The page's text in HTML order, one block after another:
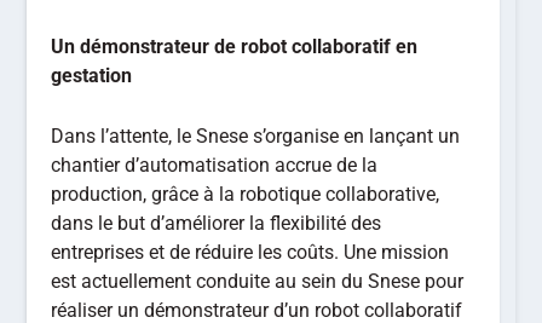
Un démonstrateur de robot collaboratif en
gestation
Dans l’attente, le Snese s’organise en lançant un
chantier d’automatisation accrue de la
production, grâce à la robotique collaborative,
dans le but d’améliorer la flexibilité des
entreprises et de réduire les coûts. Une mission
est actuellement conduite au sein du Snese pour
réaliser un démonstrateur d’un robot collaboratif